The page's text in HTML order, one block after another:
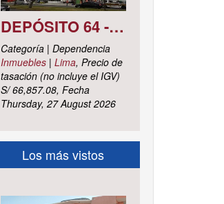
DEPÓSITO 64 - SÓTANO 7 AVENIDA CIRCUNVALACIÓN DEL CLUB GOLF LOS INCAS N° 152 URBANIZACIÓN LOTIZACIÓN CLUB GOLF LOS INCAS DISTRITO SANTIAGO DE SURCO, PROVINCIA Y DEPARTAMENTO DE LIMA
Categoría | Dependencia
Inmuebles| Lima, Precio de
tasación (no incluye el IGV)
S/ 66,857.08, Fecha
Thursday, 27 August 2026
Los más vistos